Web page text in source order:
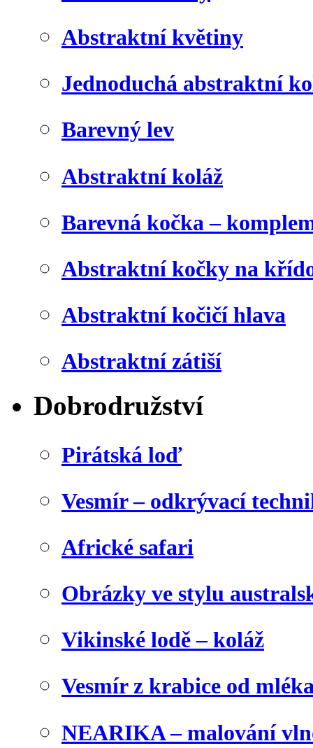
Abstraktní květiny
Jednoduchá abstraktní
Barevný lev
Abstraktní koláž
Barevná kočka –
Abstraktní kočky na
Abstraktní kočičí hlava
Abstraktní zátiší
Dobrodružství
Pirátská loď
Vesmír – odkrývací
Africké safari
Obrázky ve stylu
Vikinské lodě – koláž
Vesmír z krabice od
NEARIKA – malování